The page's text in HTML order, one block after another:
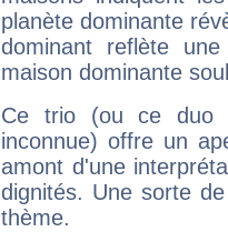
planète dominante
dominant reflète
maison dominante
Ce trio (ou ce duo
inconnue) offre un
amont d'une
dignités. Une sorte
thème.